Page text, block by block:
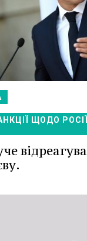
ЩОДО